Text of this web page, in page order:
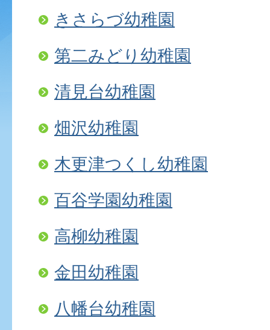
きさらづ幼稚園
第二みどり幼稚園
清見台幼稚園
畑沢幼稚園
木更津つくし幼稚園
百谷学園幼稚園
高柳幼稚園
金田幼稚園
八幡台幼稚園